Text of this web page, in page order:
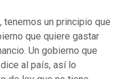
tenemos un principio que
que quiere gastar
Un gobierno que
al país, así lo